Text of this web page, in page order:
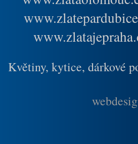
Květiny, kytice, dárkové